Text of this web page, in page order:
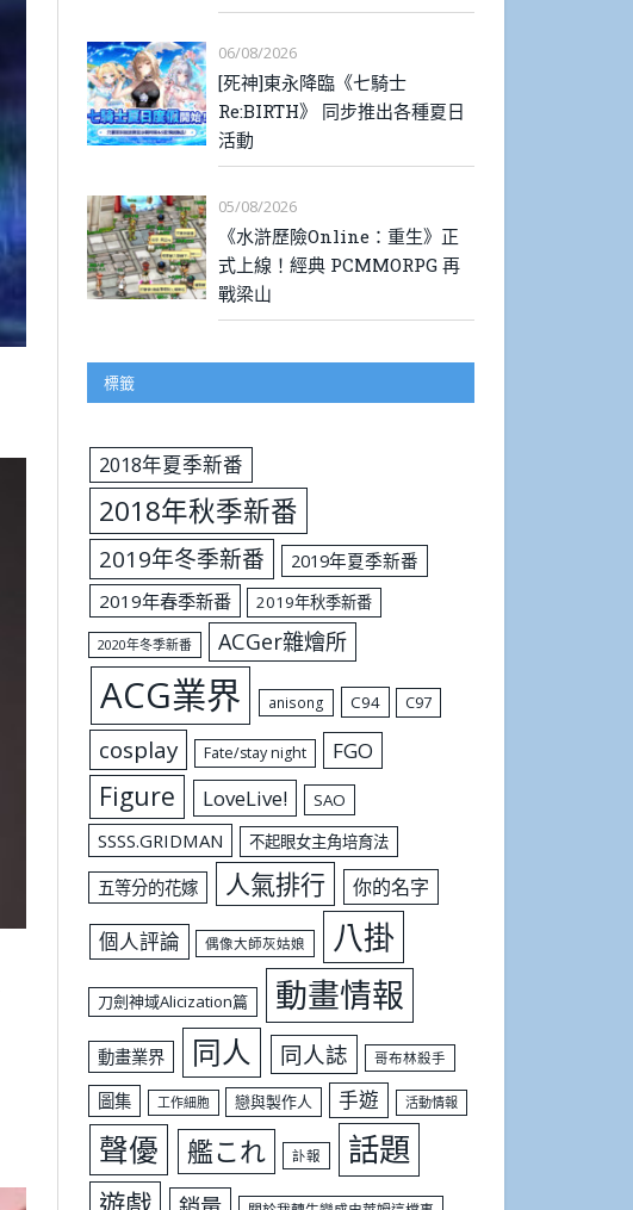
06/08/2026
[死神]東永降臨《七騎士
Re:BIRTH》 同步推出各種夏日
活動
05/08/2026
《水滸歷險Online：重生》正
式上線！經典 PCMMORPG 再
戰梁山
標籤
2018年夏季新番
2018年秋季新番
2019年冬季新番
2019年夏季新番
2019年春季新番
2019年秋季新番
2020年冬季新番 ACGer雜燴所
ACG業界 anisong C94 C97
cosplay Fate/stay night FGO
Figure LoveLive! SAO
SSSS.GRIDMAN 不起眼女主角培育法
五等分的花嫁 人氣排行 你的名字
個人評論 偶像大師灰姑娘 八掛
刀劍神域Alicization篇 動畫情報
動畫業界 同人 同人誌 哥布林殺手
圖集 工作細胞 戀與製作人 手遊 活動情報
聲優 艦これ 訃報 話題